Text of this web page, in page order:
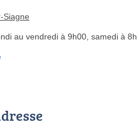
Siagne
au vendredi à 9h00, samedi à